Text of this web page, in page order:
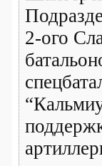
2-ого